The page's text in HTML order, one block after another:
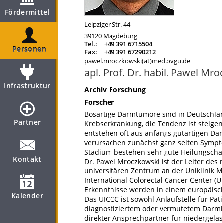
Fördermittel
Personen
Infrastruktur
Partner
Kontakt
Kalender
Leipziger Str. 44
39120 Magdeburg
Tel.:
+49 391 6715504
Fax:
+49 391 67290212
pawel.mroczkowski(at)med.ovgu.de
apl. Prof. Dr. habil. Pawel
Archiv Forschung
Forscher
Bösartige Darmtumore sind in
Krebserkrankung, die Tendenz ist
entstehen oft aus anfangs gutartigen
verursachen zunächst ganz selten
Stadium bestehen sehr gute
Dr. Pawel Mroczkowski ist der Leiter des
universitären Zentrum an der Uniklinik
International Colorectal Cancer Center
Erkenntnisse werden in einem
Das UICCC ist sowohl Anlaufstelle für
diagnostiziertem oder vermutetem
direkter Ansprechpartner für